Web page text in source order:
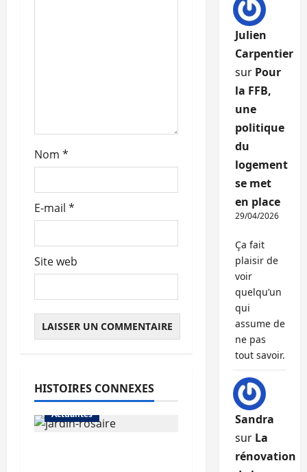
i
c
l
e
Nom *
E-mail *
Site web
HISTOIRES CONNEXES
Actualités
Julien
Carpentier
sur Pour
la FFB,
une
politique
du
logement
se met
en place
29/04/2026
Ça fait
plaisir de
voir
quelqu’un
qui
assume de
ne pas
tout savoir.
Sandra
sur La
rénovation